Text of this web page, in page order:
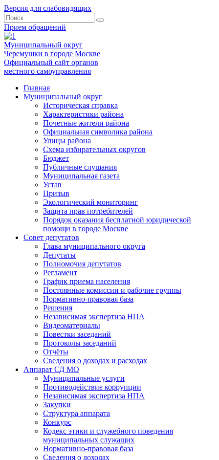
Версия для слабовидящих
Прием обращений
Муниципальный округ
Черемушки в городе Москве
Официальный сайт органов
местного самоуправления
Главная
Муниципальный округ
Историческая справка
Характеристики района
Почетные жители района
Официальная символика района
Улицы района
Схема избирательных округов
Бюджет
Публичные слушания
Муниципальная газета
Устав
Призыв
Экологический мониторинг
Защита прав потребителей
Порядок оказания бесплатной юридической
помощи в городе Москве
Совет депутатов
Глава муниципального округа
Депутаты
Полномочия депутатов
Регламент
График приема населения
Постоянные комиссии и рабочие группы
Нормативно-правовая база
Решения
Независимая экспертиза НПА
Видеоматериалы
Повестки заседаний
Протоколы заседаний
Отчёты
Сведения о доходах и расходах
Аппарат СД МО
Муниципальные услуги
Противодействие коррупции
Независимая экспертиза НПА
Закупки
Структура аппарата
Конкурс
Кодекс этики и служебного поведения
муниципальных служащих
Нормативно-правовая база
Сведения о доходах